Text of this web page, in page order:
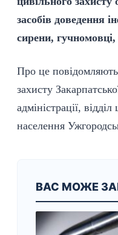
засобів доведення
сирени,
Про це
захисту
адміністрації,
населення
ВАС МОЖЕ